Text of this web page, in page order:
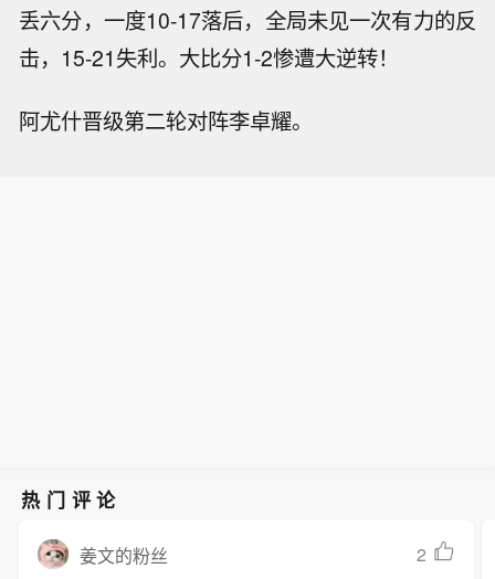
丢六分，一度10-17落后，全局未见一次有力的反
击，15-21失利。大比分1-2惨遭大逆转！
阿尤什晋级第二轮对阵李卓耀。
热门评论
姜文的粉丝 2